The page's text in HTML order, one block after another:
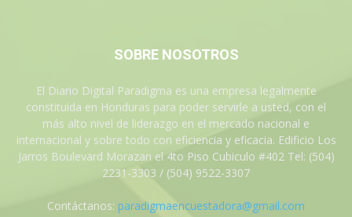
SOBRE NOSOTROS
El Diario Digital Paradigma es una empresa legalmente
constituida en Honduras para poder servirle a usted, con el
más alto nivel de liderazgo en el mercado nacional e
internacional y sobre todo con eficiencia y eficacia. Edificio Los
Jarros Boulevard Morazan el 4to Piso Cubiculo #402 Tel: (504)
2231-3303 / (504) 9522-3307
Contáctanos: paradigmaencuestadora@gmail.com